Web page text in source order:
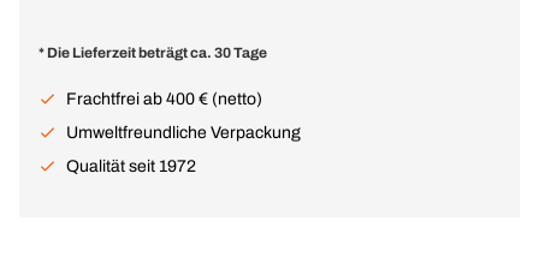
* Die Lieferzeit beträgt ca. 30 Tage
Frachtfrei ab 400 € (netto)
Umweltfreundliche Verpackung
Qualität seit 1972